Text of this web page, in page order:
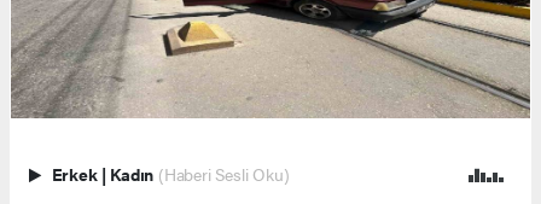
Erkek | Kadın (Haberi Sesli Oku)